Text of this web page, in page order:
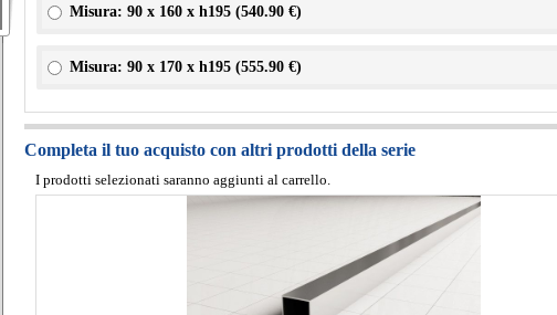
Misura: 90 x 160 x h195 (540.90 €)
Misura: 90 x 170 x h195 (555.90 €)
Completa il tuo acquisto con altri prodotti della serie
I prodotti selezionati saranno aggiunti al carrello.